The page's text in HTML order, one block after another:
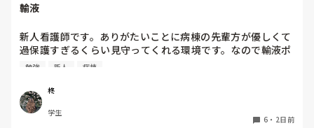
また、人見知りな性格もあって、研修で学んだ看護技術を練
思ってしまい、なかなか声をかけることができません。その
点については、自分自身でも改善しなければいけないと思っ
ています。
一方で、プリセプターは放任主義なのか、研修内容や看護技
術の練習状況について聞かれることはほとんどありません。
「今のうちに練習した方がいいよ」と言われることはありま
すが、みんなで１年生を教えるみたいなかんじです。
ターを窓口にしている感じです。
プリセプターが自分の役割を分かっていないのか、自分がプリ
セプターになっていること自体分かっていないのかもしれませ
先輩に話しかけずらいのは良く分かりますが、自分がプリセプ
ティーになっていること挨拶にいきましたか？
今は８月なので、パンダコパンダさんの状況が良くなっている
輸液
新人看護師です。ありがたいことに病棟の先輩方が優しくて
過保護すぎるくらい見守ってくれる環境です。なので輸液ポ
ンプも最近になってするようになりました。500mlを8時間
ーするためにロックをしてシャワー後に再開する場合の輸液
ポンプの設定の仕方が病棟に2通りあります。当初の予定通
り、500mlの63ml/hで設定する方と、残量をシャワー後から
勉強 新人 病棟
柊
学生
6 ・ 2日前